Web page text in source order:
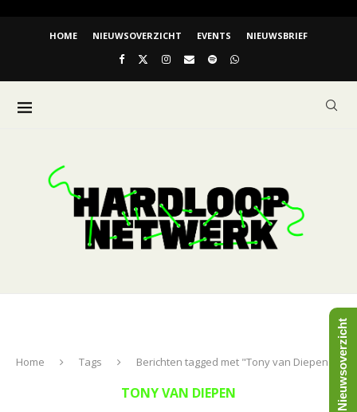
HOME NIEUWSOVERZICHT EVENTS NIEUWSBRIEF
Home Tags Berichten tagged met "Tony van Diepen"
TONY VAN DIEPEN Nieuwsoverzicht